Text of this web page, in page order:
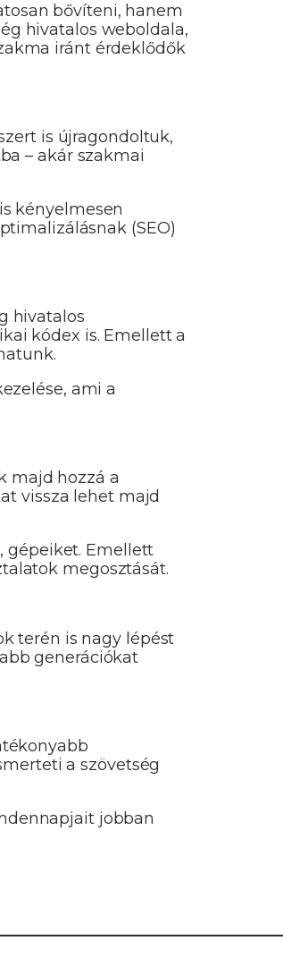
bővíteni, hanem
hivatalos weboldala,
iránt érdeklődők
is újragondoltuk,
– akár szakmai
kényelmesen
(SEO)
hivatalos
kódex is. Emellett a
ami a
majd hozzá a
vissza lehet majd
gépeiket. Emellett
megosztását.
terén is nagy lépést
generációkat
a szövetség
jobban